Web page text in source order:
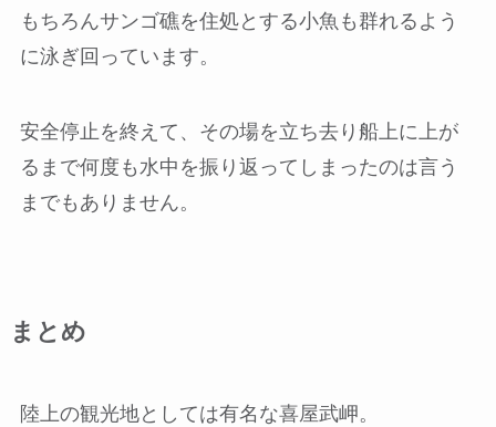
もちろんサンゴ礁を住処とする小魚も群れるよう
に泳ぎ回っています。
安全停止を終えて、その場を立ち去り船上に上が
るまで何度も水中を振り返ってしまったのは言う
までもありません。
まとめ
陸上の観光地としては有名な喜屋武岬。